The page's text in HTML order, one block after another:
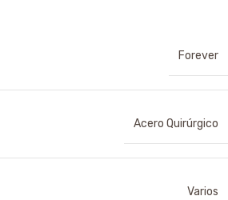
Forever
Acero Quirúrgico
Varios